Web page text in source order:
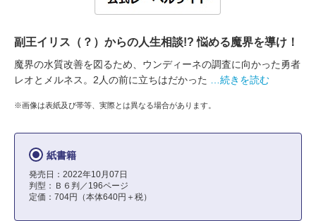
副王イリス（？）からの人生相談!? 悩める魔界を導け！
魔界の水質改善を図るため、ウンディーネの調査に向かった勇者
レオとメルネス。2人の前に立ちはだかった
…続きを読む
※画像は表紙及び帯等、実際とは異なる場合があります。
紙書籍
発売日：2022年10月07日
判型：Ｂ６判／196ページ
定価：704円（本体640円＋税）